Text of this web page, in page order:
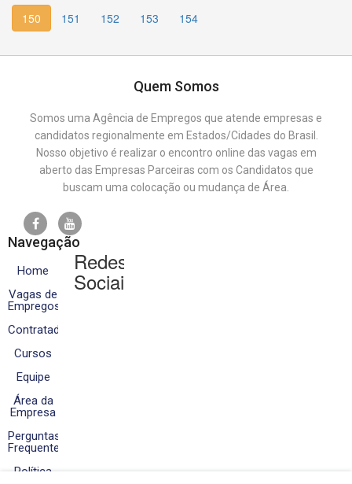
150
151 152 153 154
Quem Somos
Somos uma Agência de Empregos que atende empresas e
candidatos regionalmente em Estados/Cidades do Brasil.
Nosso objetivo é realizar o encontro online das vagas em
aberto das Empresas Parceiras com os Candidatos que
buscam uma colocação ou mudança de Área.
Navegação
Home
Vagas de
Empregos
Contratados
Cursos
Equipe
Área da
Empresa
Perguntas
Frequentes
Política
Redes
Sociais